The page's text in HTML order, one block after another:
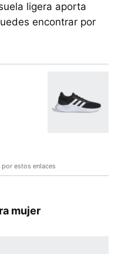
ligera aporta
encontrar por
estos enlaces
mujer